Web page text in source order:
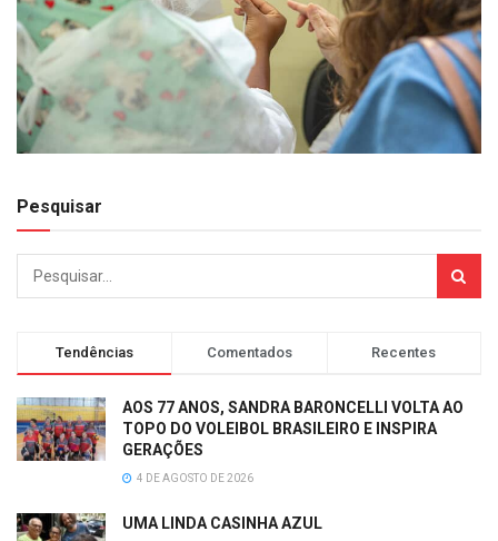
Pesquisar
Tendências Comentados Recentes
AOS 77 ANOS, SANDRA BARONCELLI VOLTA AO
TOPO DO VOLEIBOL BRASILEIRO E INSPIRA
GERAÇÕES
4 DE AGOSTO DE 2026
UMA LINDA CASINHA AZUL